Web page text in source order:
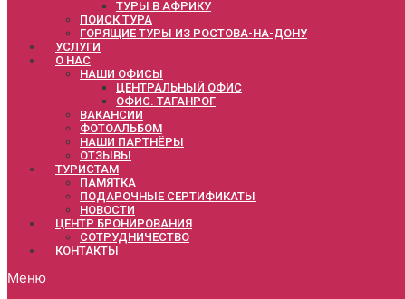
ТУРЫ В АФРИКУ
ПОИСК ТУРА
ГОРЯЩИЕ ТУРЫ ИЗ РОСТОВА-НА-ДОНУ
УСЛУГИ
О НАС
НАШИ ОФИСЫ
ЦЕНТРАЛЬНЫЙ ОФИС
ОФИС. ТАГАНРОГ
ВАКАНСИИ
ФОТОАЛЬБОМ
НАШИ ПАРТНЁРЫ
ОТЗЫВЫ
ТУРИСТАМ
ПАМЯТКА
ПОДАРОЧНЫЕ СЕРТИФИКАТЫ
НОВОСТИ
ЦЕНТР БРОНИРОВАНИЯ
СОТРУДНИЧЕСТВО
КОНТАКТЫ
Меню